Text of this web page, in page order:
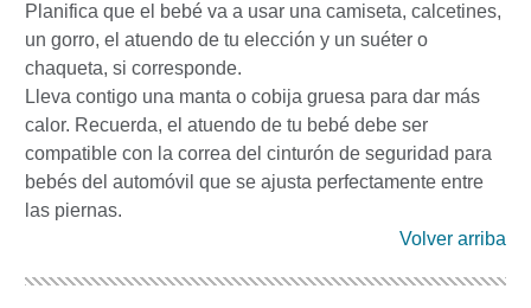
Planifica que el bebé va a usar una camiseta, calcetines,
un gorro, el atuendo de tu elección y un suéter o
chaqueta, si corresponde.
Lleva contigo una manta o cobija gruesa para dar más
calor. Recuerda, el atuendo de tu bebé debe ser
compatible con la correa del cinturón de seguridad para
bebés del automóvil que se ajusta perfectamente entre
las piernas.
Volver arriba